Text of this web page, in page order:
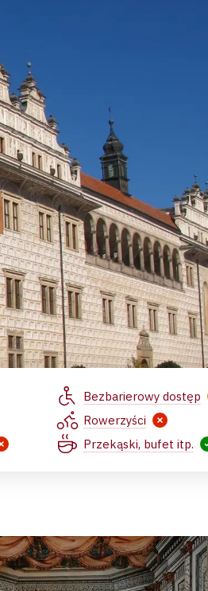
Bezbarierowy dostęp
Rowerzyści
Przekąski, bufet itp.